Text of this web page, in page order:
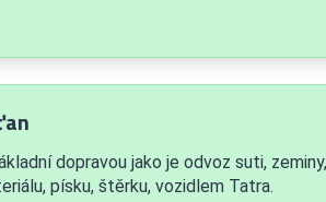
dopravou jako je odvoz suti, zeminy,
písku, štěrku, vozidlem Tatra.